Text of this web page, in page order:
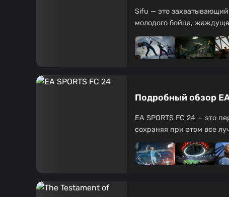
Sifu — это
молодого бойца,
Подробный обзор
EA SPORTS FC 24 — это
сохраняя при этом все